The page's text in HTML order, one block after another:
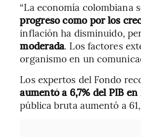
“La economía colombiana
progreso como por los
inflación ha disminuido,
moderada. Los factores
organismo en un
Los expertos del Fondo
aumentó a 6,7% del PIB
pública bruta aumentó a